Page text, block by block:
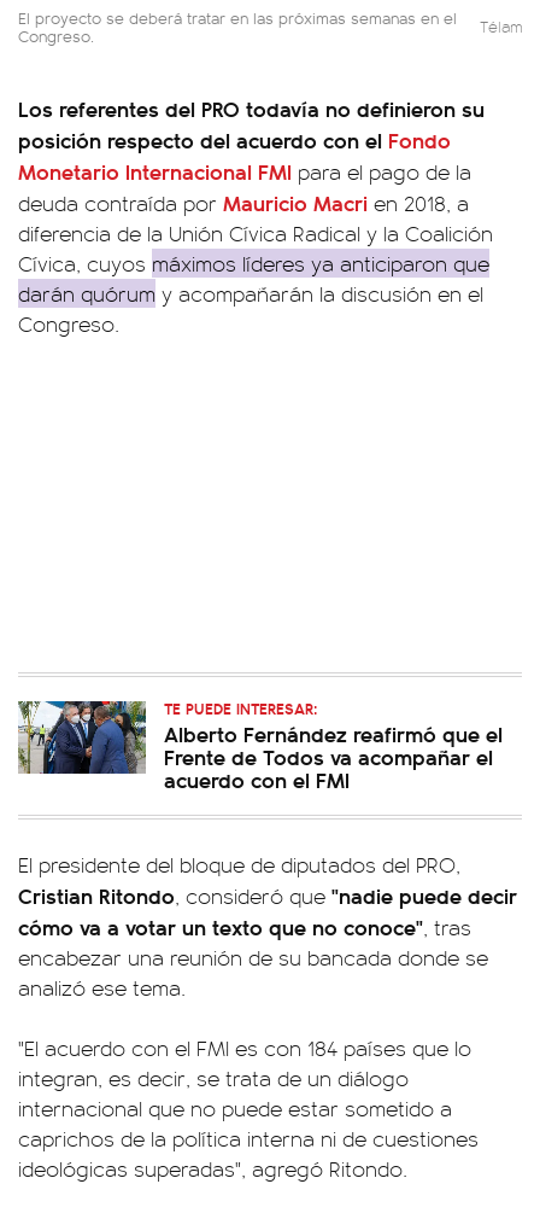
El proyecto se deberá tratar en las próximas semanas en el
Congreso. Télam
Los referentes del PRO todavía no definieron su
posición respecto del acuerdo con el Fondo
Monetario Internacional FMI para el pago de la
deuda contraída por Mauricio Macri en 2018, a
diferencia de la Unión Cívica Radical y la Coalición
Cívica, cuyos máximos líderes ya anticiparon que
darán quórum y acompañarán la discusión en el
Congreso.
TE PUEDE INTERESAR:
Alberto Fernández reafirmó que el
Frente de Todos va acompañar el
acuerdo con el FMI
El presidente del bloque de diputados del PRO,
Cristian Ritondo, consideró que "nadie puede decir
cómo va a votar un texto que no conoce", tras
encabezar una reunión de su bancada donde se
analizó ese tema.
"El acuerdo con el FMI es con 184 países que lo
integran, es decir, se trata de un diálogo
internacional que no puede estar sometido a
caprichos de la política interna ni de cuestiones
ideológicas superadas", agregó Ritondo.